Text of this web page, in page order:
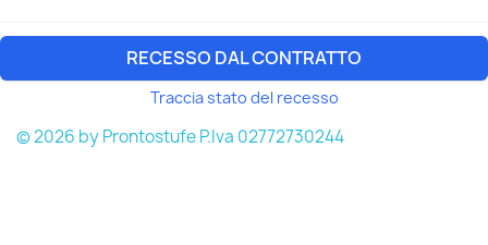
RECESSO DAL CONTRATTO
Traccia stato del recesso
© 2026 by Prontostufe P.Iva 02772730244